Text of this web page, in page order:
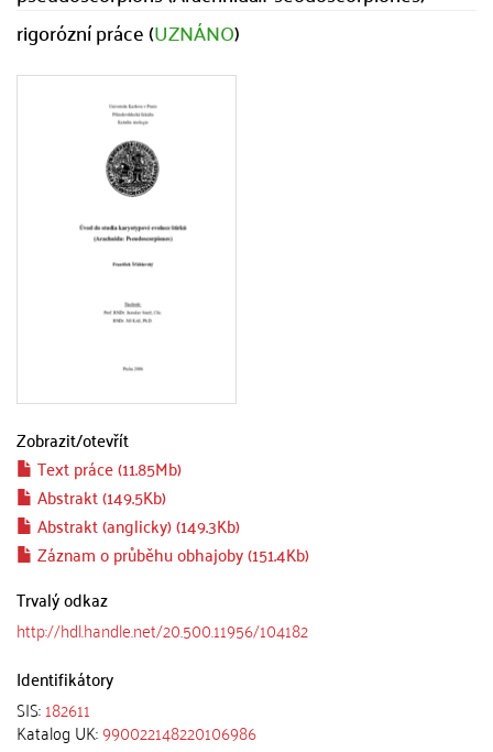
rigorózní práce (UZNÁNO)
Zobrazit/otevřít
Text práce (11.85Mb)
Abstrakt (149.5Kb)
Abstrakt (anglicky) (149.3Kb)
Záznam o průběhu obhajoby (151.4Kb)
Trvalý odkaz
http://hdl.handle.net/20.500.11956/104182
Identifikátory
SIS:182611
Katalog UK:990022148220106986